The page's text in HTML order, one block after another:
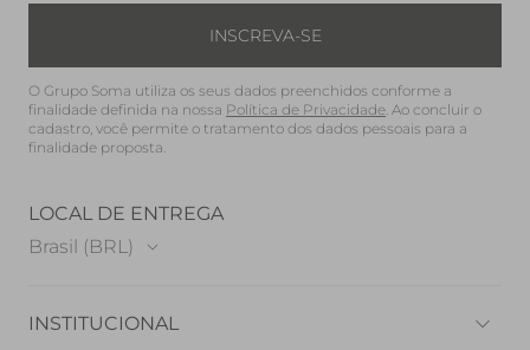
INSCREVA-SE
O Grupo Soma utiliza os seus dados preenchidos conforme a
finalidade definida na nossa Política de Privacidade. Ao concluir o
cadastro, você permite o tratamento dos dados pessoais para a
finalidade proposta.
LOCAL DE ENTREGA
Brasil (BRL)
INSTITUCIONAL